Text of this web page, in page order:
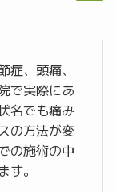
、頭痛、
で実際にあ
名でも痛み
の方法が変
の施術の中
。